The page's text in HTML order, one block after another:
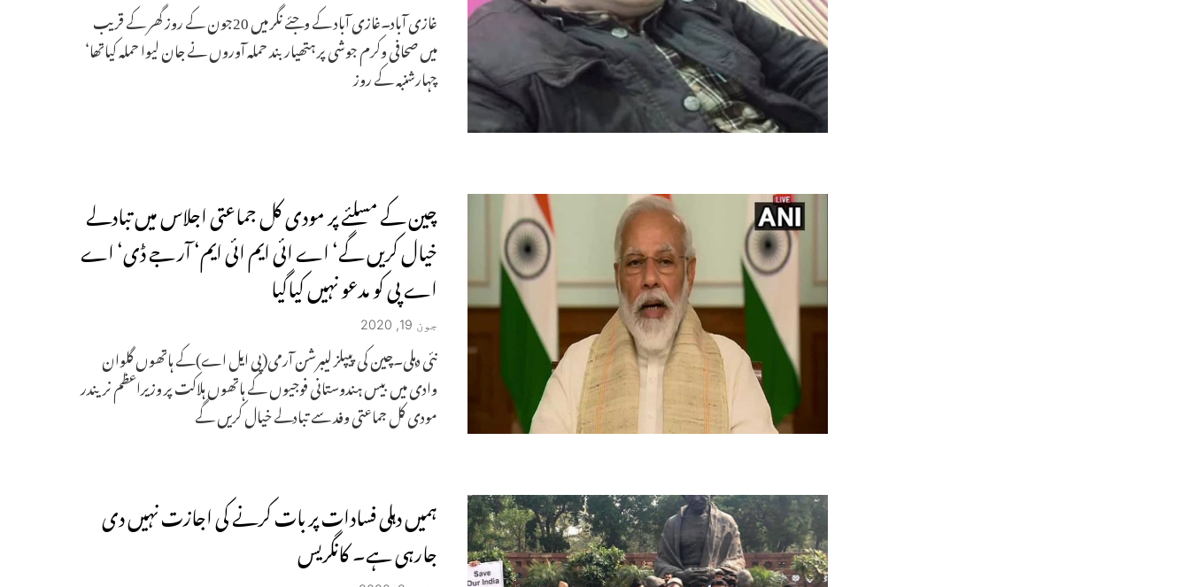
غازی آباد۔غازی آباد کے وجئے نگر میں 20جون کے روز گھر کے قریب
میں صحافی وکرم جوشی پر ہتھیار بند حملہ آوروں نے جان لیوا حملہ کیاتھا‘
چہارشنبہ کے روز
چین کے مسلئے پر مودی کل جماعتی اجلاس میں تبادلے
خیال کریں گے‘ اے ائی ایم ائی ایم‘ آر جے ڈی‘ اے
اے پی کو مدعو نہیں کیاگیا
جون 19, 2020
نئی دہلی۔چین کی پیپلز لیبرشن آرمی(پی ایل اے)کے ہاتھوں گلوان
وادی میں بیس ہندوستانی فوجیوں کے ہاتھوں ہلاکت پر وزیراعظم نریندر
مودی کل جماعتی وفد سے تبادلے خیال کریں گے
ہمیں دہلی فسادات پر بات کرنے کی اجازت نہیں دی
جارہی ہے۔ کانگریس